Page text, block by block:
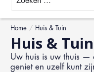
Home / Huis & Tuin
Huis & Tuin
Uw huis is uw thuis —
geniet en uzelf kunt